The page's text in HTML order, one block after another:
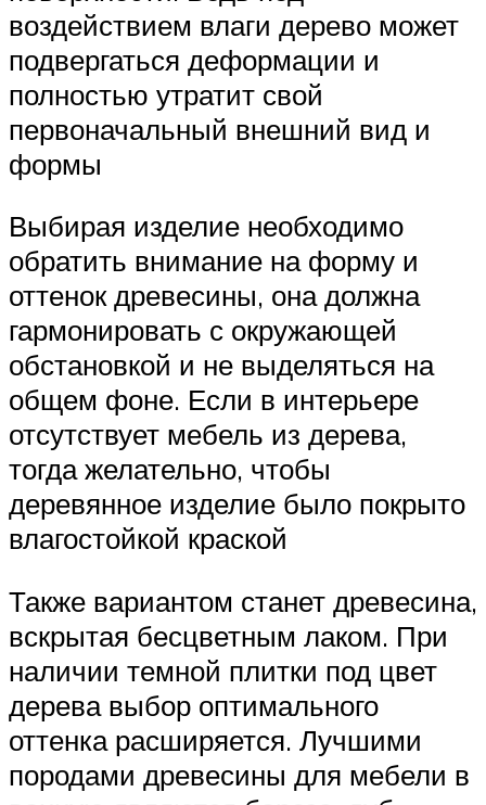
воздействием влаги дерево может
подвергаться деформации и
полностью утратит свой
первоначальный внешний вид и
формы
Выбирая изделие необходимо
обратить внимание на форму и
оттенок древесины, она должна
гармонировать с окружающей
обстановкой и не выделяться на
общем фоне. Если в интерьере
отсутствует мебель из дерева,
тогда желательно, чтобы
деревянное изделие было покрыто
влагостойкой краской
Также вариантом станет древесина,
вскрытая бесцветным лаком. При
наличии темной плитки под цвет
дерева выбор оптимального
оттенка расширяется. Лучшими
породами древесины для мебели в